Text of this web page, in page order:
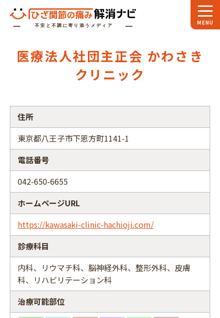
スペシャル対談
関節大全
フリーワード
医療法人社団主正会 かわさき
クリニック
住所
東京都八王子市下恩方町1141-1
電話番号
042-650-6655
ホームページURL
https://kawasaki-clinic-hachioji.com/
診療科目
内科、リウマチ科、脳神経外科、整形外科、皮膚
科、リハビリテーション科
治療可能部位